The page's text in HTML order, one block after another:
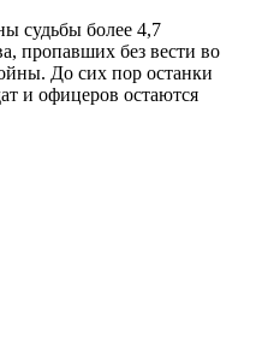
судьбы более 4,7
, пропавших без вести во
До сих пор останки
и офицеров остаются